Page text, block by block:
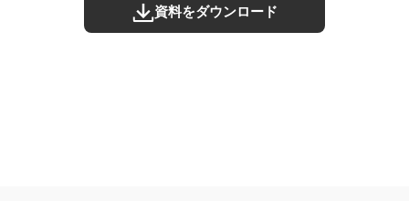
資料をダウンロード